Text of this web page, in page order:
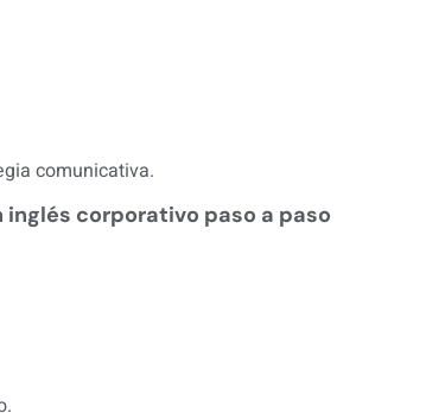
comunicativa.
corporativo paso a paso